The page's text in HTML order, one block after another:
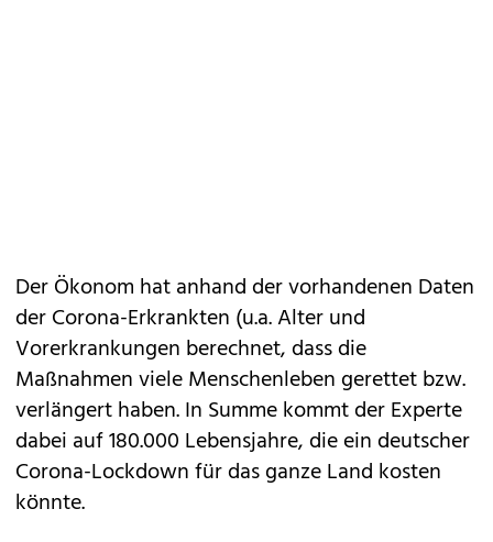
Der Ökonom hat anhand der vorhandenen Daten
der Corona-Erkrankten (u.a. Alter und
Vorerkrankungen berechnet, dass die
Maßnahmen viele Menschenleben gerettet bzw.
verlängert haben. In Summe kommt der Experte
dabei auf 180.000 Lebensjahre, die ein deutscher
Corona-Lockdown für das ganze Land kosten
könnte.